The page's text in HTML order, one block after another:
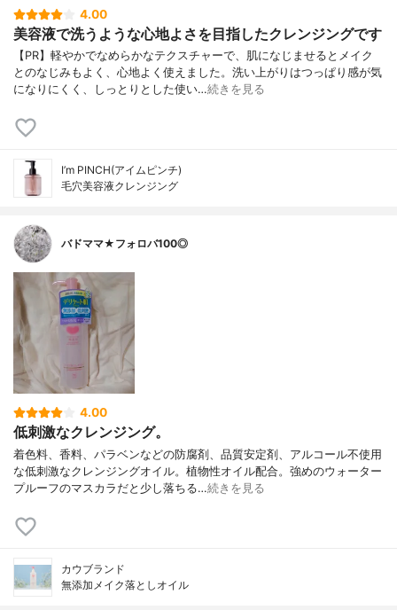
4.00
美容液で洗うような心地よさを目指したクレンジングです
【PR】軽やかでなめらかなテクスチャーで、肌になじませるとメイク
とのなじみもよく、心地よく使えました。洗い上がりはつっぱり感が気
になりにくく、しっとりとした使い…続きを見る
I’m PINCH(アイムピンチ)
毛穴美容液クレンジング
バドママ★フォロバ100◎
4.00
低刺激なクレンジング。
着色料、香料、パラベンなどの防腐剤、品質安定剤、アルコール不使用
な低刺激なクレンジングオイル。植物性オイル配合。強めのウォーター
プルーフのマスカラだと少し落ちる…続きを見る
カウブランド
無添加メイク落としオイル